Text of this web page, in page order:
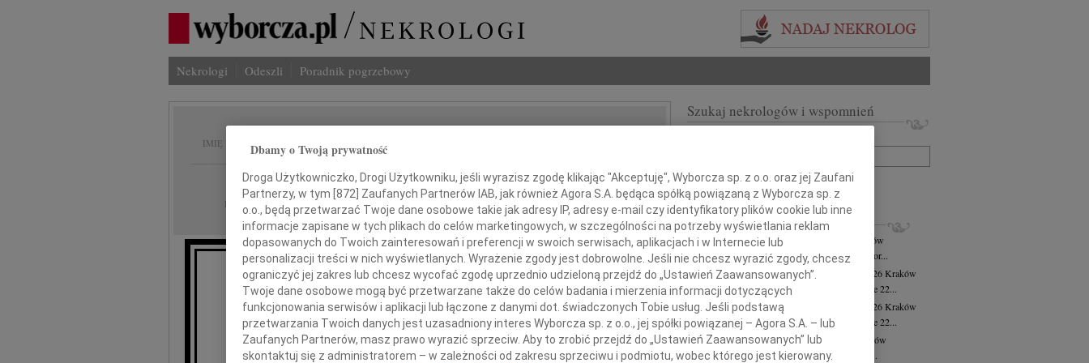
Nekrologi Odeszli Poradnik pogrzebowy
IMIĘ I NAZWISKO: Jerzy Turek
REGION: Kraków
DATA EMISJI: 19.12.2009
Z głębokim żalem zawiadamiamy,
że dnia 14 grudnia 2009 roku,
przeżywszy 64 lata,
zmarł tragicznie
Szukaj nekrologów i wspomnień
+ szukanie zaawansowane
INNE NEKROLOGI
Andrzej Krzysztof Torbus
Kraków
Andrzej Krzysztof Torbus poeta prozaik, autor...
Bogusława Cholewa-Hrynkowska
28.07.2026 Kraków
Z głębokim żalem przyjęliśmy wiadomość, że 22...
Bogusława Cholewa-Hrynkowska
27.07.2026 Kraków
Z głębokim żalem przyjęliśmy wiadomość, że 22...
Barbara Cicheckawiek: 96 22.07.2026
Kraków
Mgr Barbara Cichecka Zawodniczka Klubu...
Dbamy o Twoją prywatność
Droga Użytkowniczko, Drogi Użytkowniku, jeśli wyrazisz zgodę klikając "Akceptuję", Wyborcza sp. z o.o. oraz jej Zaufani
Partnerzy, w tym [ 872 ] Zaufanych Partnerów IAB, jak również Agora S.A. będąca spółką powiązaną z Wyborcza sp. z
o.o., będą przetwarzać Twoje dane osobowe takie jak adresy IP, adresy e-mail czy identyfikatory plików cookie lub inne
informacje zapisane w tych plikach do celów marketingowych, w szczególności na potrzeby wyświetlania reklam
dopasowanych do Twoich zainteresowań i preferencji w swoich serwisach, aplikacjach i w Internecie lub
personalizacji treści w nich wyświetlanych. Wyrażenie zgody jest dobrowolne. Jeśli nie chcesz wyrazić zgody, chcesz
ograniczyć jej zakres lub chcesz wycofać zgodę uprzednio udzieloną przejdź do „Ustawień Zaawansowanych”.
Twoje dane osobowe mogą być przetwarzane także do celów badania i mierzenia informacji dotyczących
funkcjonowania serwisów i aplikacji lub łączone z danymi dot. świadczonych Tobie usług. Jeśli podstawą
przetwarzania Twoich danych jest uzasadniony interes Wyborcza sp. z o.o., jej spółki powiązanej – Agora S.A. – lub
Zaufanych Partnerów, masz prawo wyrazić sprzeciw. Aby to zrobić przejdź do „Ustawień Zaawansowanych” lub
skontaktuj się z administratorem – w zależności od zakresu sprzeciwu i podmiotu, wobec którego jest kierowany.